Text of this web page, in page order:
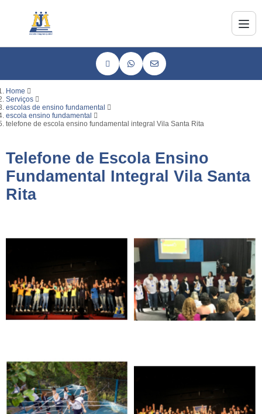
Home
Serviços
escolas de ensino fundamental
escola ensino fundamental
telefone de escola ensino fundamental integral Vila Santa Rita
Telefone de Escola Ensino
Fundamental Integral Vila Santa
Rita